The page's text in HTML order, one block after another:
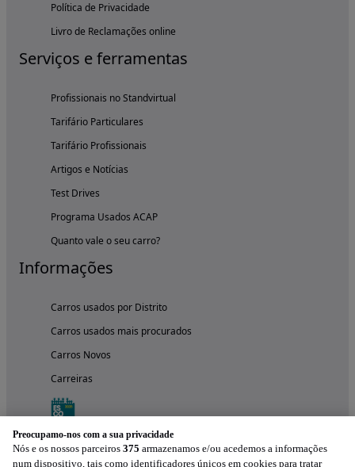
Política de Privacidade
Livro de Reclamações online
Serviços e ferramentas
Profissionais no Standvirtual
Tarifário Particulares
Tarifário Profissionais
Artigos e Notícias
Test Drives
Programa Usados ACAP
Quanto vale o seu carro?
Informações
Carros usados por Distrito
Carros usados mais procurados
Carros Novos
Carreiras
Preocupamo-nos com a sua privacidade
Nós e os nossos parceiros 375 armazenamos e/ou acedemos a informações
num dispositivo, tais como identificadores únicos em cookies para tratar